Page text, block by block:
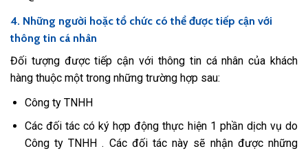
4. Những người hoặc tổ chức có thể được tiếp cận với
thông tin cá nhân
Đối tượng được tiếp cận với thông tin cá nhân của khách
hàng thuộc một trong những trường hợp sau:
Công ty TNHH
Các đối tác có ký hợp động thực hiện 1 phần dịch vụ do
Công ty TNHH . Các đối tác này sẽ nhận được những